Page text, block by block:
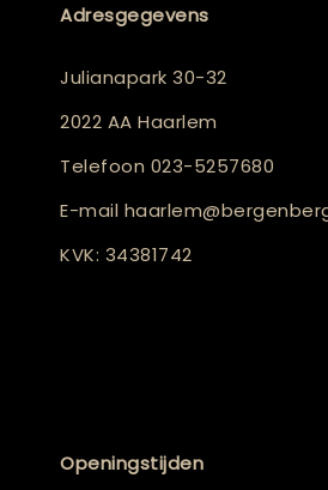
Adresgegevens
Julianapark 30-32
2022 AA Haarlem
Telefoon 023-5257680
E-mail
KVK: 34381742
Openingstijden